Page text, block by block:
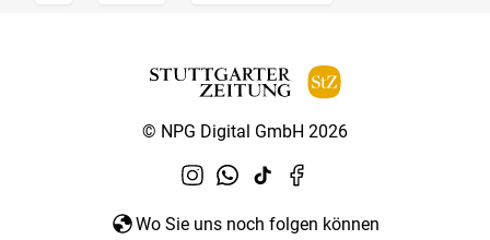
© NPG Digital GmbH 2026
Wo Sie uns noch folgen können